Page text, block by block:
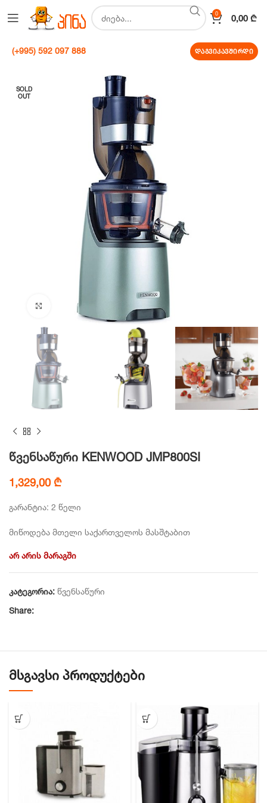
0 0,00 ₾
(+995) 592 097 888 დაგვიკავშირდი
SOLD
OUT
Click to enlarge
წვენსაწური KENWOOD JMP800SI
1,329,00 ₾
გარანტია: 2 წელი
მიწოდება მთელი საქართველოს მასშტაბით
არ არის მარაგში
კატეგორია: წვენსაწური
Share:
ᲛᲡᲒᲐᲕᲡᲘ ᲞᲠᲝᲓᲣᲥᲢᲔᲑᲘ